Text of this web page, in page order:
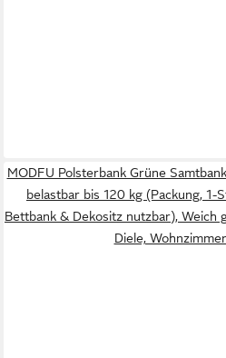
MODFU Polsterbank Grüne
belastbar bis 120 kg (Packung, 1-
Bettbank & Dekositz nutzbar),
Diele,